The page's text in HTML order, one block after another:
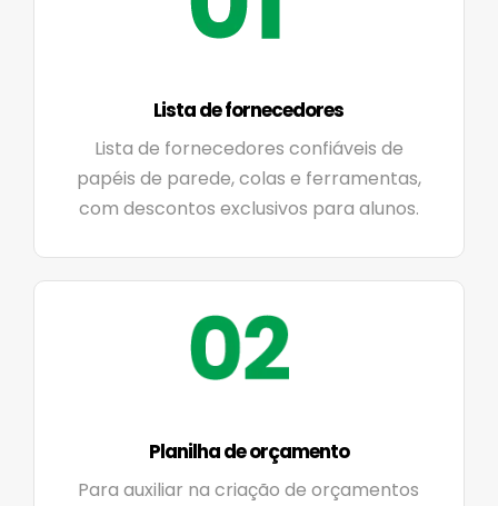
Lista de fornecedores
Lista de fornecedores confiáveis de
papéis de parede, colas e ferramentas,
com descontos exclusivos para alunos.
Planilha de orçamento
Para auxiliar na criação de orçamentos